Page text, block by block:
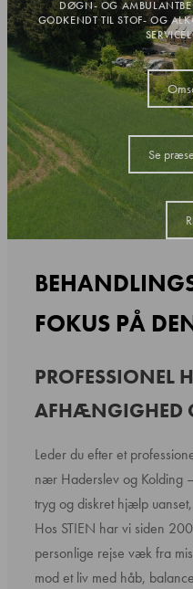
DØGN- OG
GODKENDT TIL STOF- OG
Se
FOKUS PÅ
PROFESSIONEL
AFHÆNGIGHED
Leder du efter et
nær Haderslev og Kolding
tryg og diskret hjælp
Hos STIEN har vi siden
personlige rejse væk fra
mod et liv med håb,